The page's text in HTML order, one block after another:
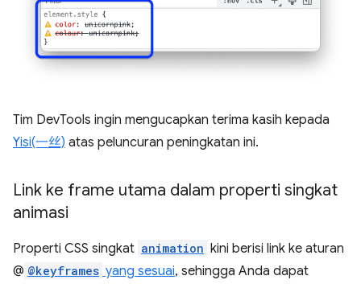
Tim DevTools ingin mengucapkan terima kasih kepada
Yisi(一丝) atas peluncuran peningkatan ini.
Link ke frame utama dalam properti singkat
animasi
Properti CSS singkat animation kini berisi link ke aturan
@ @keyframes yang sesuai, sehingga Anda dapat